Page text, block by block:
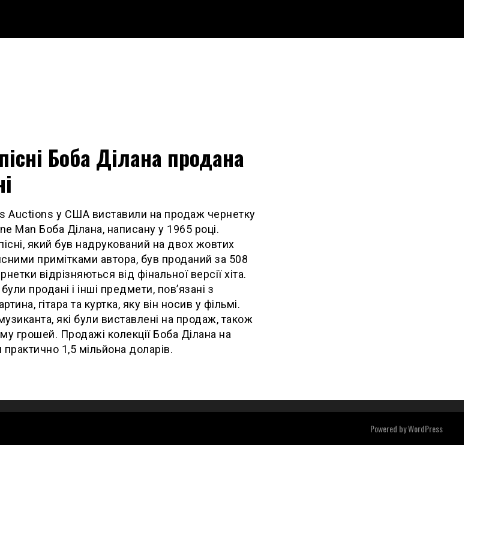
Боба Ділана продана
Auctions у США виставили на продаж чернетку
Man Боба Ділана, написану у 1965 році.
який був надрукований на двох жовтих
примітками автора, був проданий за 508
відрізняються від фінальної версії хіта.
продані і інші предмети, пов’язані з
гітара та куртка, яку він носив у фільмі.
які були виставлені на продаж, також
грошей. Продажі колекції Боба Ділана на
практично 1,5 мільйона доларів.
Powered byWordPress